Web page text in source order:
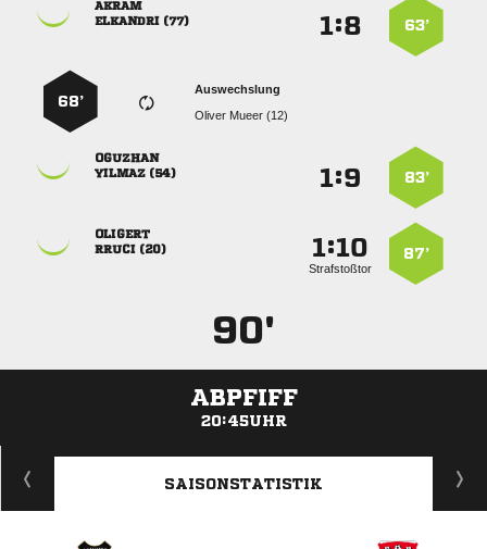
63’
:

 
Auswechslung
  
68’
83’
:

 
87’
:
Strafstoßtor

 
90'
ABPFIFF
20:45UHR
ANZEIGE
SAISONSTATISTIK